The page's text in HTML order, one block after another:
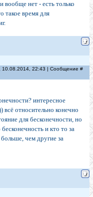
вообще нет - есть только
такое время для
10.08.2014, 22:43 | Сообщение #
интересное
всё относительно конечно
для бесконечности, но
и кто то за
чем другие за